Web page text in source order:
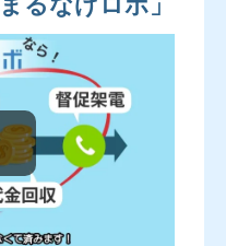
るなげロボ」